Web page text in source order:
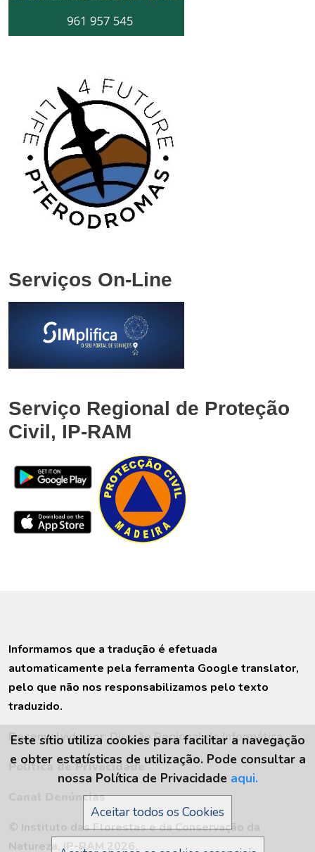
Serviços On-Line
Serviço Regional de Proteção
Civil, IP-RAM
Informamos que a tradução é efetuada
automaticamente pela ferramenta Google translator,
pelo que não nos responsabilizamos pelo texto
traduzido.
Desenvolvido por:Direção Regional de Informática
Política de Privacidade
Canal Denúncias
© Instituto das Florestas e da Conservação da
Natureza, IP-RAM 2026,
Este sítio utiliza cookies para facilitar a navegação
e obter estatísticas de utilização. Pode consultar a
nossa Política de Privacidade aqui.
Aceitar todos os Cookies